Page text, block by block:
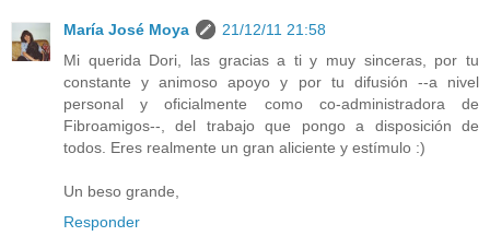
María José Moya
21/12/11 21:58
Mi querida Dori, las gracias a ti y muy sinceras, por tu
constante y animoso apoyo y por tu difusión --a nivel
personal y oficialmente como co-administradora de
Fibroamigos--, del trabajo que pongo a disposición de
todos. Eres realmente un gran aliciente y estímulo :)
Un beso grande,
Responder